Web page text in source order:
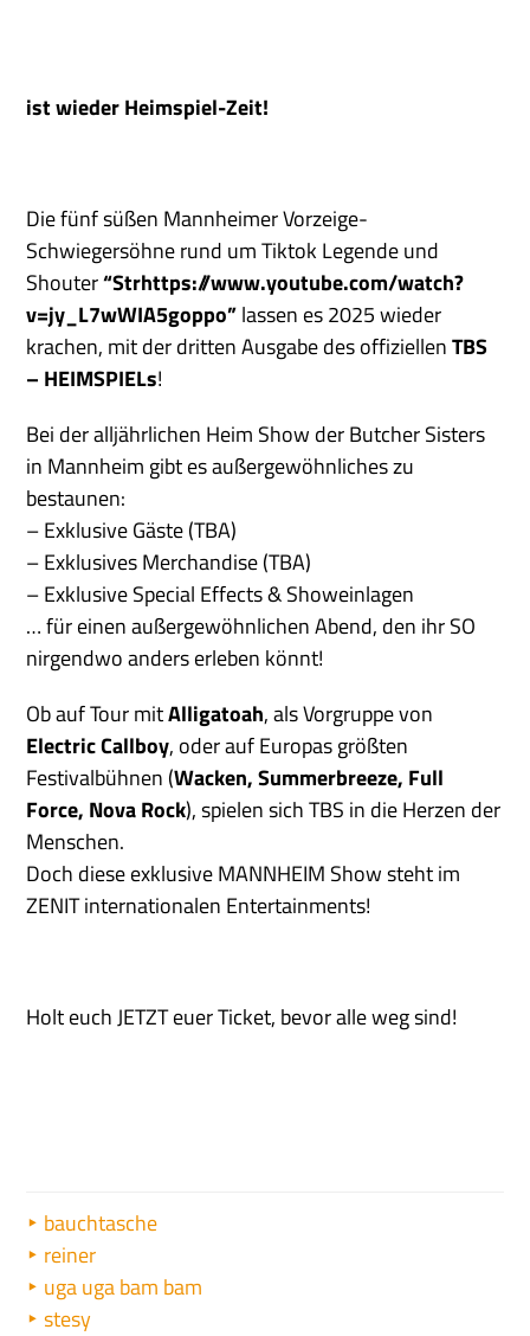
ist wieder Heimspiel-Zeit!
Die fünf süßen Mannheimer Vorzeige-
Schwiegersöhne rund um Tiktok Legende und
Shouter“Strhttps://www.youtube.com/watch?
v=jy_L7wWIA5goppo”lassen es 2025 wieder
krachen, mit der dritten Ausgabe des offiziellenTBS
– HEIMSPIELs!
Bei der alljährlichen Heim Show der Butcher Sisters
in Mannheim gibt es außergewöhnliches zu
bestaunen:
– Exklusive Gäste (TBA)
– Exklusives Merchandise (TBA)
– Exklusive Special Effects & Showeinlagen
… für einen außergewöhnlichen Abend, den ihr SO
nirgendwo anders erleben könnt!
Ob auf Tour mitAlligatoah, als Vorgruppe von
Electric Callboy, oder auf Europas größten
Festivalbühnen (Wacken, Summerbreeze, Full
Force, Nova Rock), spielen sich TBS in die Herzen der
Menschen.
Doch diese exklusive MANNHEIM Show steht im
ZENIT internationalen Entertainments!
Holt euch JETZT euer Ticket, bevor alle weg sind!
bauchtasche
reiner
uga uga bam bam
stesy